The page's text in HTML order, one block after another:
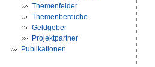
Themenfelder
Themenbereiche
Geldgeber
Projektpartner
Publikationen